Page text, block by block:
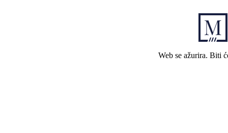
Web se ažurira. Biti